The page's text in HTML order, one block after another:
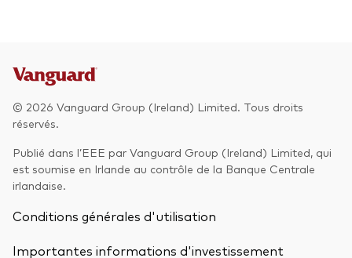
© 2026 Vanguard Group (Ireland) Limited. Tous droits
réservés.
Publié dans l’EEE par Vanguard Group (Ireland) Limited, qui
est soumise en Irlande au contrôle de la Banque Centrale
irlandaise.
Conditions générales d'utilisation
Importantes informations d'investissement